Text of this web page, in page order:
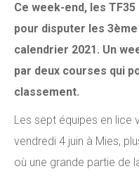
Ce week-end, les
pour disputer les
calendrier 2021. Un
par deux courses qui
classement.
Les sept équipes en lice
vendredi 4 juin à Mies,
où une grande partie de